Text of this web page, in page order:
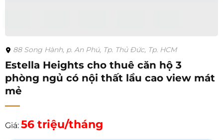
88 Song Hành, p. An Phú, Tp. Thủ Đức, Tp. HCM
Estella Heights cho thuê căn hộ 3
phòng ngủ có nội thất lầu cao view mát
mẻ
Giá: 56 triệu/tháng